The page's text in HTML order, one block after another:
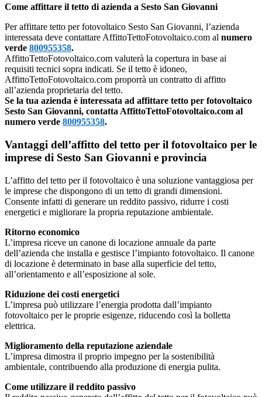
Come affittare il tetto di azienda a Sesto San Giovanni
Per affittare tetto per fotovoltaico Sesto San Giovanni, l’azienda
interessata deve contattare AffittoTettoFotovoltaico.com al numero
verde 800955358.
AffittoTettoFotovoltaico.com valuterà la copertura in base ai
requisiti tecnici sopra indicati. Se il tetto è idoneo,
AffittoTettoFotovoltaico.com proporrà un contratto di affitto
all’azienda proprietaria del tetto.
Se la tua azienda è interessata ad affittare tetto per fotovoltaico
Sesto San Giovanni, contatta AffittoTettoFotovoltaico.com al
numero verde 800955358.
Vantaggi dell’affitto del tetto per il fotovoltaico per le
imprese di Sesto San Giovanni e provincia
L’affitto del tetto per il fotovoltaico è una soluzione vantaggiosa per
le imprese che dispongono di un tetto di grandi dimensioni.
Consente infatti di generare un reddito passivo, ridurre i costi
energetici e migliorare la propria reputazione ambientale.
Ritorno economico
L’impresa riceve un canone di locazione annuale da parte
dell’azienda che installa e gestisce l’impianto fotovoltaico. Il canone
di locazione è determinato in base alla superficie del tetto,
all’orientamento e all’esposizione al sole.
Riduzione dei costi energetici
L’impresa può utilizzare l’energia prodotta dall’impianto
fotovoltaico per le proprie esigenze, riducendo così la bolletta
elettrica.
Miglioramento della reputazione aziendale
L’impresa dimostra il proprio impegno per la sostenibilità
ambientale, contribuendo alla produzione di energia pulita.
Come utilizzare il reddito passivo